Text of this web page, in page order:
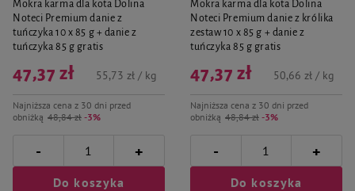
Mokra karma dla kota Dolina
Noteci Premium danie z
tuńczyka 10 x 85 g + danie z
tuńczyka 85 g gratis
Najniższa cena z 30 dni przed
obniżką 48,84 zł -3%
47,37 zł 55,73 zł / kg
- +
Do koszyka
Mokra karma dla kota Dolina
Noteci Premium danie z królika
zestaw 10 x 85 g + danie z
tuńczyka 85 g gratis
Najniższa cena z 30 dni przed
obniżką 48,84 zł -3%
47,37 zł 50,66 zł / kg
- +
Do koszyka